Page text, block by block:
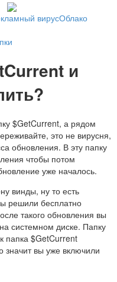
вирусОблако
и
$GetCurrent, а рядом
это не вирусня,
обновления. В эту папку
чтобы потом
уже началось.
винды, ну то есть
решили бесплатно
такого обновления вы
системном диске. Папку
папка $GetCurrent
значит вы уже включили